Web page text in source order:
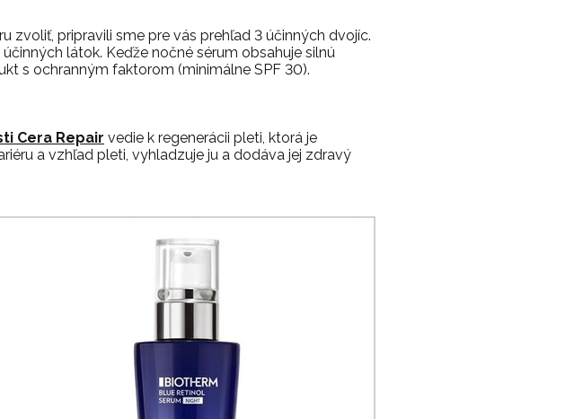
zvoliť, pripravili sme pre vás prehľad 3 účinných dvojíc.
látok. Keďže nočné sérum obsahuje silnú
s ochranným faktorom (minimálne SPF 30).
Cera Repair vedie k regenerácii pleti, ktorá je
a vzhľad pleti, vyhladzuje ju a dodáva jej zdravý